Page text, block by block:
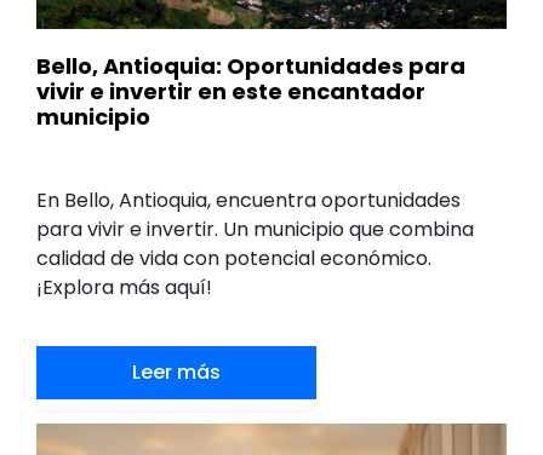
Bello, Antioquia: Oportunidades para
vivir e invertir en este encantador
municipio
En Bello, Antioquia, encuentra oportunidades
para vivir e invertir. Un municipio que combina
calidad de vida con potencial económico.
¡Explora más aquí!
Leer más